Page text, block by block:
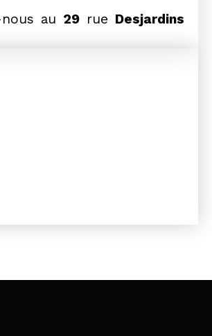
au 29 rue Desjardins